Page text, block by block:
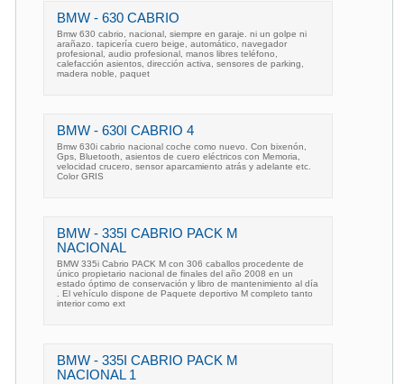
BMW - 630 CABRIO
Bmw 630 cabrio, nacional, siempre en garaje. ni un golpe ni
arañazo. tapicería cuero beige, automático, navegador
profesional, audio profesional, manos libres teléfono,
calefacción asientos, dirección activa, sensores de parking,
madera noble, paquet
BMW - 630I CABRIO 4
Bmw 630i cabrio nacional coche como nuevo. Con bixenón,
Gps, Bluetooth, asientos de cuero eléctricos con Memoria,
velocidad crucero, sensor aparcamiento atrás y adelante etc.
Color GRIS
BMW - 335I CABRIO PACK M
NACIONAL
BMW 335i Cabrio PACK M con 306 caballos procedente de
único propietario nacional de finales del año 2008 en un
estado óptimo de conservación y libro de mantenimiento al día
. El vehículo dispone de Paquete deportivo M completo tanto
interior como ext
BMW - 335I CABRIO PACK M
NACIONAL 1